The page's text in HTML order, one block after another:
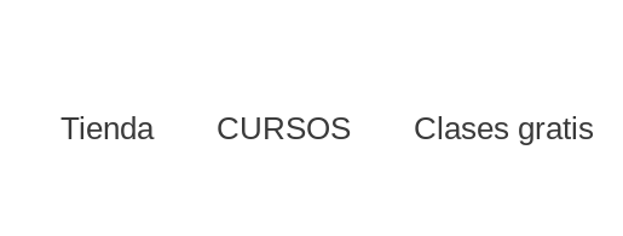
Tienda CURSOS Clases gratis